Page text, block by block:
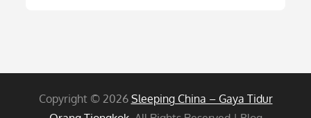
Copyright © 2026 Sleeping China – Gaya Tidur